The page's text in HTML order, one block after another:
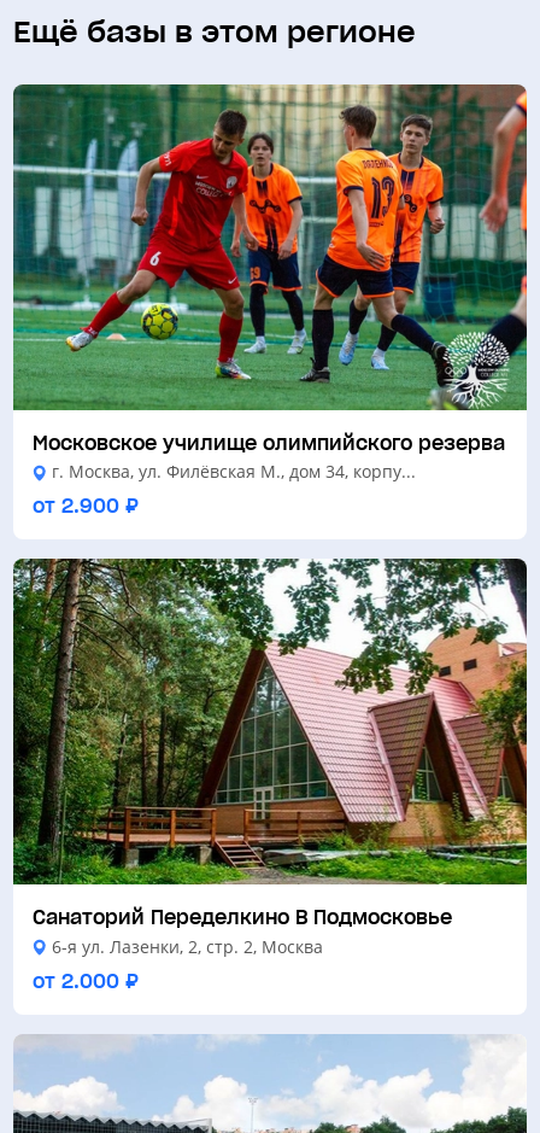
Ещё базы в этом регионе
Московское училище олимпийского резерва
г. Москва, ул. Филёвская М., дом 34, корпу...
от 2.900 ₽
Санаторий Переделкино В Подмосковье
6-я ул. Лазенки, 2, стр. 2, Москва
от 2.000 ₽